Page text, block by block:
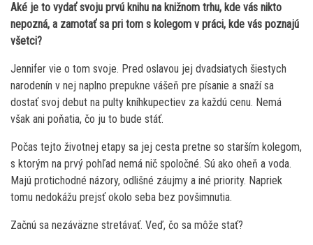
Aké je to vydať svoju prvú knihu na knižnom trhu, kde vás nikto
nepozná, a zamotať sa pri tom s kolegom v práci, kde vás poznajú
všetci?
Jennifer vie o tom svoje. Pred oslavou jej dvadsiatych šiestych
narodenín v nej naplno prepukne vášeň pre písanie a snaží sa
dostať svoj debut na pulty kníhkupectiev za každú cenu. Nemá
však ani poňatia, čo ju to bude stáť.
Počas tejto životnej etapy sa jej cesta pretne so starším kolegom,
s ktorým na prvý pohľad nemá nič spoločné. Sú ako oheň a voda.
Majú protichodné názory, odlišné záujmy a iné priority. Napriek
tomu nedokážu prejsť okolo seba bez povšimnutia.
Začnú sa nezáväzne stretávať. Veď, čo sa môže stať?